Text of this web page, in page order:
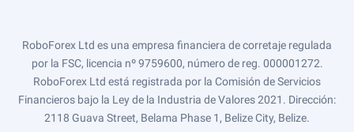
RoboForex Ltd es una empresa financiera de corretaje regulada
por la FSC, licencia nº 9759600, número de reg. 000001272.
RoboForex Ltd está registrada por la Comisión de Servicios
Financieros bajo la Ley de la Industria de Valores 2021. Dirección:
2118 Guava Street, Belama Phase 1, Belize City, Belize.